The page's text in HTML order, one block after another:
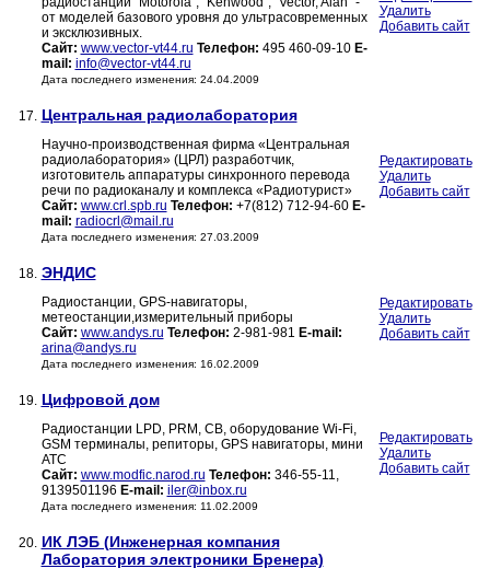
от моделей базового уровня до ультрасовременных
и эксклюзивных.
Сайт: www.vector-vt44.ru Телефон: 495 460-09-10 E-
mail: info@vector-vt44.ru
Дата последнего изменения: 24.04.2009
Удалить
Добавить сайт
17. Центральная радиолаборатория
Научно-производственная фирма «Центральная
радиолаборатория» (ЦРЛ) разработчик,
изготовитель аппаратуры синхронного перевода
речи по радиоканалу и комплекса «Радиотурист»
Сайт: www.crl.spb.ru Телефон: +7(812) 712-94-60 E-
mail: radiocrl@mail.ru
Дата последнего изменения: 27.03.2009
Редактировать
Удалить
Добавить сайт
18. ЭНДИС
Радиостанции, GPS-навигаторы,
метеостанции,измерительный приборы
Сайт: www.andys.ru Телефон: 2-981-981 E-mail:
arina@andys.ru
Дата последнего изменения: 16.02.2009
Редактировать
Удалить
Добавить сайт
19. Цифровой дом
Радиостанции LPD, PRM, CB, оборудование Wi-Fi,
GSM терминалы, репиторы, GPS навигаторы, мини
АТС
Сайт: www.modfic.narod.ru Телефон: 346-55-11,
9139501196 E-mail: iler@inbox.ru
Дата последнего изменения: 11.02.2009
Редактировать
Удалить
Добавить сайт
20. ИК ЛЭБ (Инженерная компания
Лаборатория электроники Бренера)